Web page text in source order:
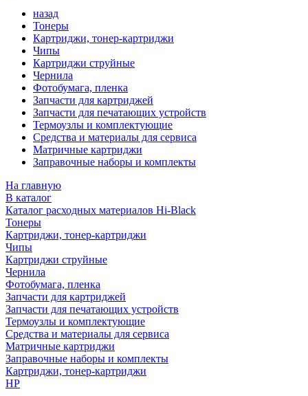
назад
Тонеры
Картриджи, тонер-картриджи
Чипы
Картриджи струйные
Чернила
Фотобумага, пленка
Запчасти для картриджей
Запчасти для печатающих устройств
Термоузлы и комплектующие
Средства и материалы для сервиса
Матричные картриджи
Заправочные наборы и комплекты
На главную
В каталог
Каталог расходных материалов Hi-Black
Тонеры
Картриджи, тонер-картриджи
Чипы
Картриджи струйные
Чернила
Фотобумага, пленка
Запчасти для картриджей
Запчасти для печатающих устройств
Термоузлы и комплектующие
Средства и материалы для сервиса
Матричные картриджи
Заправочные наборы и комплекты
Картриджи, тонер-картриджи
HP